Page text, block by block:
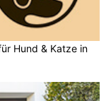
Hund & Katze in